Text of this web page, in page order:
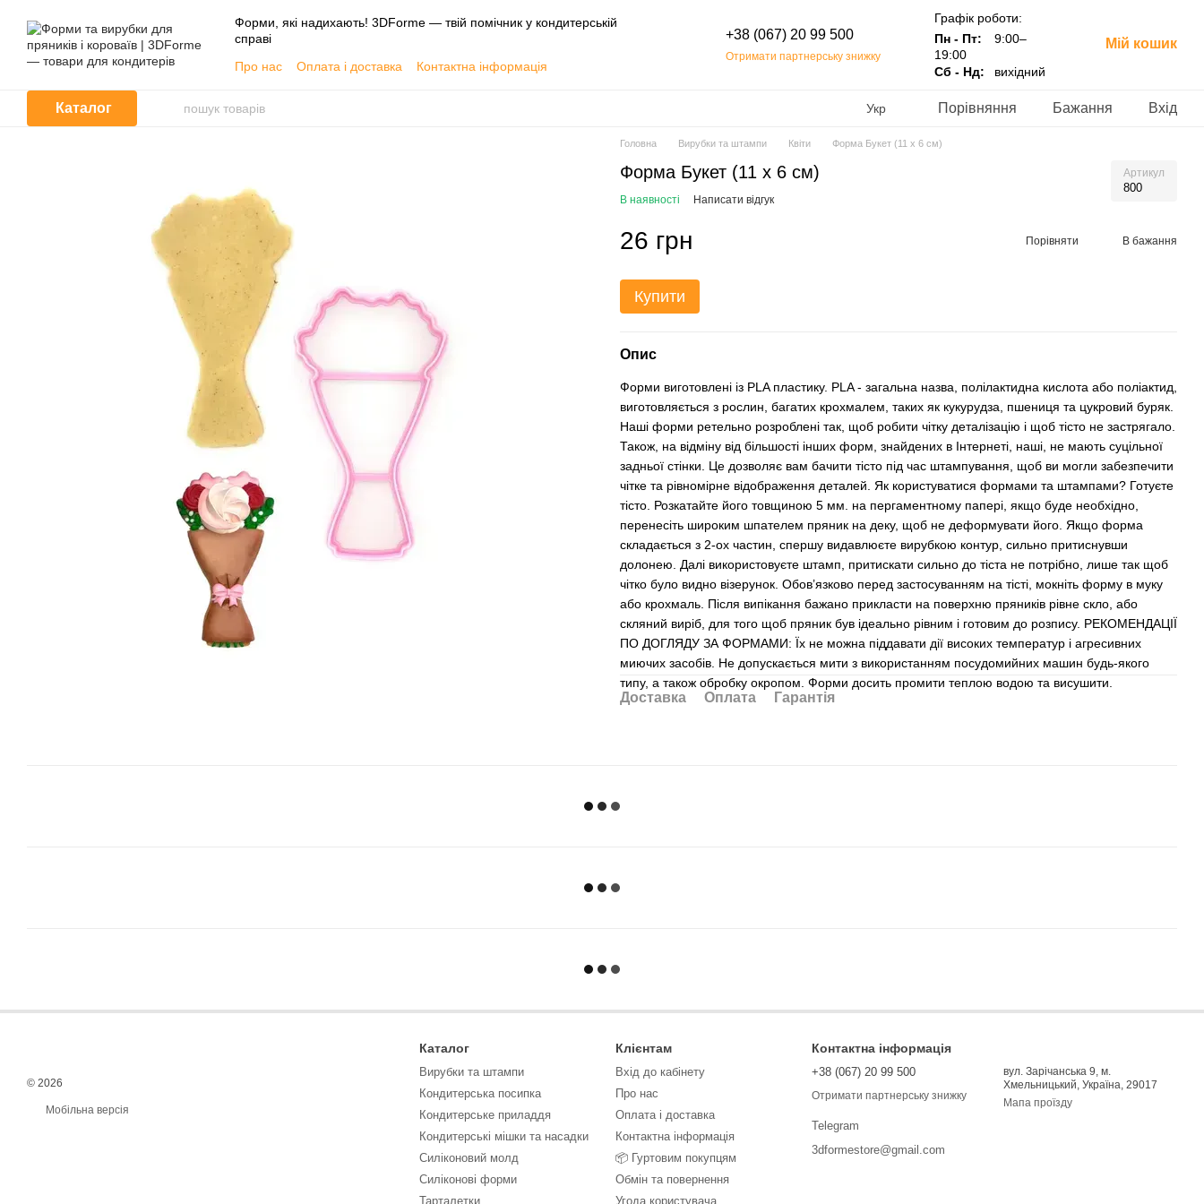
Форми, які надихають! 3DForme — твій помічник у кондитерській
справі
Про нас
Оплата і доставка
Контактна інформація
Угода користувача
+38 (067) 20 99 500
Отримати партнерську знижку
Графік роботи:
Пн - Пт:
9:00–
19:00
Сб - Нд:
вихідний
Мій кошик
Каталог Укр Порівняння Бажання Вхід
Головна Вирубки та штампи Квіти Форма Букет (11 х 6 см)
Форма Букет (11 х 6 см) Артикул
800
В наявності Написати відгук
26 грн Порівняти В бажання
Купити
Опис
Форми виготовлені із PLA пластику. PLA - загальна назва, полілактидна кислота або поліактид,
виготовляється з рослин, багатих крохмалем, таких як кукурудза, пшениця та цукровий буряк.
Наші форми ретельно розроблені так, щоб робити чітку деталізацію і щоб тісто не застрягало.
Також, на відміну від більшості інших форм, знайдених в Інтернеті, наші, не мають суцільної
задньої стінки. Це дозволяє вам бачити тісто під час штампування, щоб ви могли забезпечити
чітке та рівномірне відображення деталей. Як користуватися формами та штампами? Готуєте
тісто. Розкатайте його товщиною 5 мм. на пергаментному папері, якщо буде необхідно,
перенесіть широким шпателем пряник на деку, щоб не деформувати його. Якщо форма
складається з 2-ох частин, спершу видавлюєте вирубкою контур, сильно притиснувши
долонею. Далі використовуєте штамп, притискати сильно до тіста не потрібно, лише так щоб
чітко було видно візерунок. Обов’язково перед застосуванням на тісті, мокніть форму в муку
або крохмаль. Після випікання бажано прикласти на поверхню пряників рівне скло, або
скляний виріб, для того щоб пряник був ідеально рівним і готовим до розпису. РЕКОМЕНДАЦІЇ
ПО ДОГЛЯДУ ЗА ФОРМАМИ: Їх не можна піддавати дії високих температур і агресивних
миючих засобів. Не допускається мити з використанням посудомийних машин будь-якого
типу, а також обробку окропом. Форми досить промити теплою водою та висушити.
Доставка Оплата Гарантія
© 2026
Мобільна версія
Каталог
Вирубки та штампи
Кондитерська посипка
Кондитерське приладдя
Кондитерські мішки та насадки
Силіконовий молд
Силіконові форми
Тарталетки
Клієнтам
Вхід до кабінету
Про нас
Оплата і доставка
Контактна інформація
📦 Гуртовим покупцям
Обмін та повернення
Угода користувача
Контактна інформація
+38 (067) 20 99 500
Отримати партнерську знижку
Telegram
3dformestore@gmail.com
вул. Зарічанська 9, м.
Хмельницький, Україна, 29017
Мапа проїзду